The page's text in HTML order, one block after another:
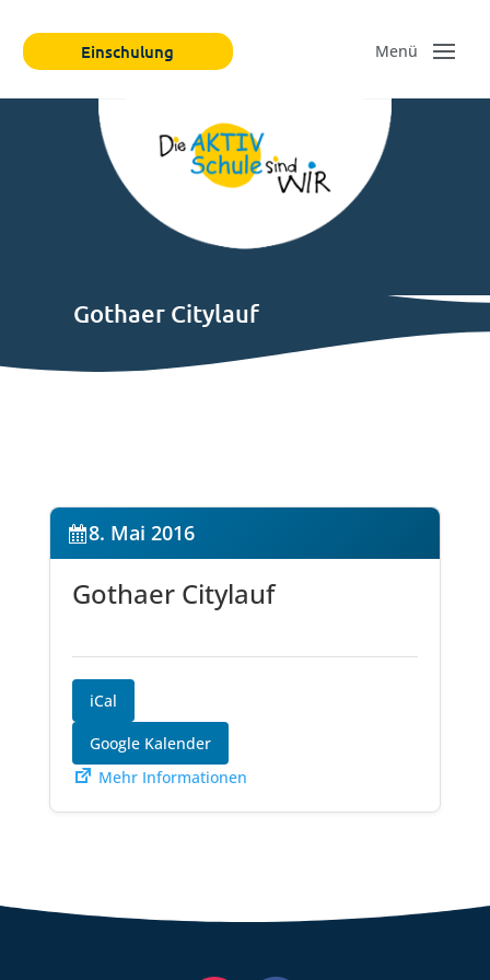
Einschulung
Gothaer Citylauf
8. Mai 2016
Gothaer Citylauf
iCal
Google Kalender
Mehr Informationen